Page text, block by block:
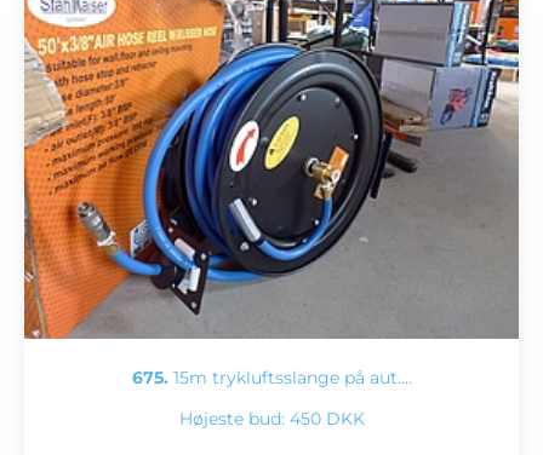
675. 15m trykluftsslange på aut.…
Højeste bud: 450 DKK